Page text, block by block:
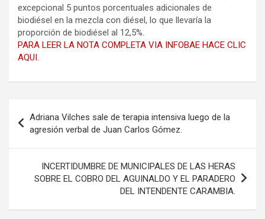
excepcional 5 puntos porcentuales adicionales de
biodiésel en la mezcla con diésel, lo que llevaría la
proporción de biodiésel al 12,5%.
PARA LEER LA NOTA COMPLETA VIA INFOBAE HACE CLIC
AQUI.
de
entradas
Adriana Vilches sale de terapia intensiva luego de la
agresión verbal de Juan Carlos Gómez.
INCERTIDUMBRE DE MUNICIPALES DE LAS HERAS
SOBRE EL COBRO DEL AGUINALDO Y EL PARADERO
DEL INTENDENTE CARAMBIA.